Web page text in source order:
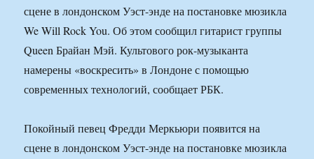
сцене в лондонском Уэст-энде на постановке мюзикла
We Will Rock You. Об этом сообщил гитарист группы
Queen Брайан Мэй. Культового рок-музыканта
намерены «воскресить» в Лондоне с помощью
современных технологий, сообщает РБК.
Покойный певец Фредди Меркьюри появится на
сцене в лондонском Уэст-энде на постановке мюзикла